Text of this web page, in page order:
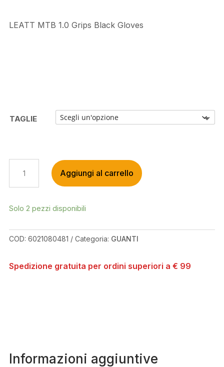
LEATT MTB 1.0 Grips Black Gloves
TAGLIE
MTB
1.0
BLACK
QUANTITÀ
Aggiungi al carrello
Solo 2 pezzi disponibili
COD: 6021080481 Categoria: GUANTI
Spedizione gratuita per ordini superiori a € 99
Informazioni aggiuntive